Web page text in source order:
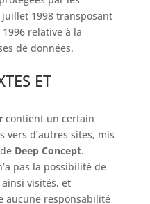
1998 transposant
relative à la
de données.
ET
contient un certain
d’autres sites, mis
Deep Concept.
pas la possibilité de
visités, et
aucune responsabilité